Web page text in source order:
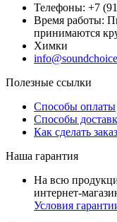
Телефоны: +7
Время работы:
принимаются
Химки
Полезные ссылки
Способы оплаты
Способы
Как сделать
Наша гарантия
На всю
интернет-
Условия